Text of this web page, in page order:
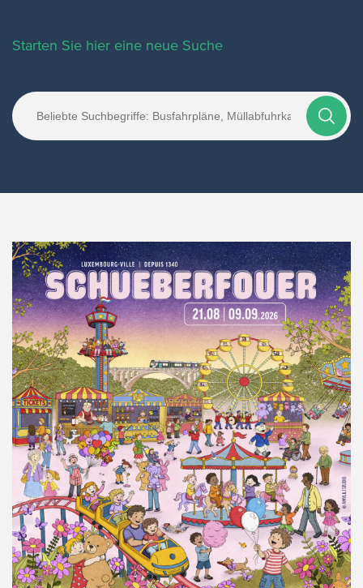
Starten Sie hier eine neue Suche